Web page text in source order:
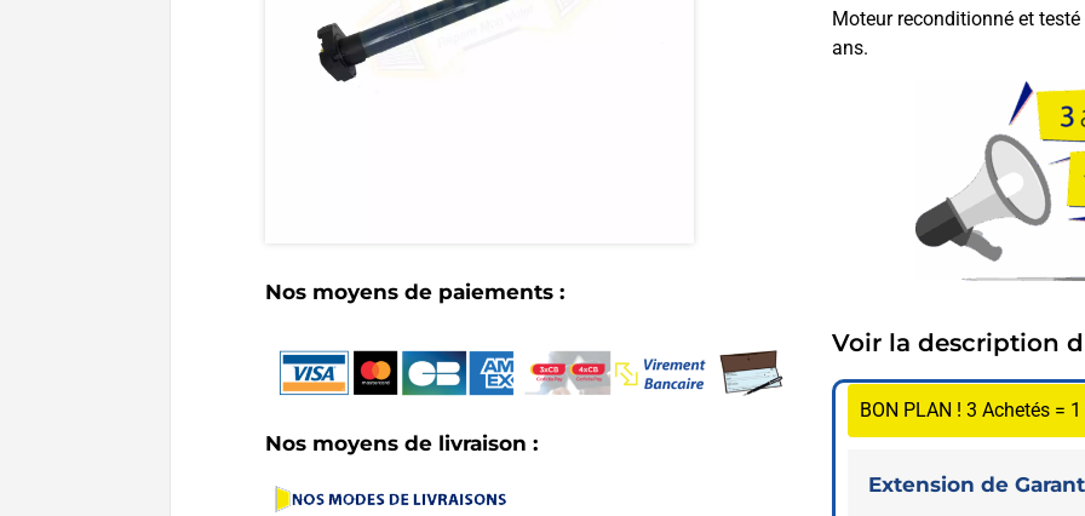
Nos moyens de paiements :
Nos moyens de livraison :
Moteur reconditionné et
ans.
Voir la description
BON PLAN ! 3 Achetés = 1
Extension de